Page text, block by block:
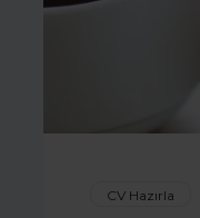
CV Hazırla